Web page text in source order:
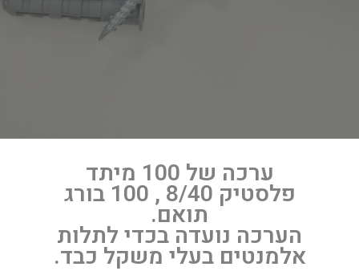
ערכה של 100 מיתד
פלסטיק 8/40 , 100 בורג
תואם.
הערכה נועדה בכדי לתלות
אלמנטים בעלי משקל כבד.